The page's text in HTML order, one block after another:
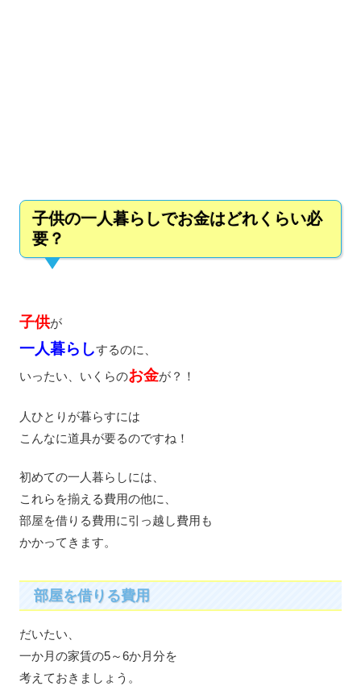
子供の一人暮らしでお金はどれくらい必
要？
子供が
一人暮らしするのに、
いったい、いくらのお金が？！
人ひとりが暮らすには
こんなに道具が要るのですね！
初めての一人暮らしには、
これらを揃える費用の他に、
部屋を借りる費用に引っ越し費用も
かかってきます。
部屋を借りる費用
だいたい、
一か月の家賃の5～6か月分を
考えておきましょう。